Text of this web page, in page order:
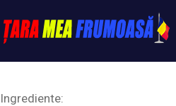
to
content
Tarameafrumoasa
Ingrediente: